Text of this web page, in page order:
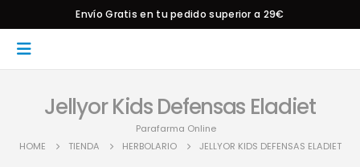
Envío Gratis en tu pedido superior a 29€
Jellyor Kids Defensas Eladiet
Parafarma Online
HOME
TIENDA HERBOLARIO JELLYOR KIDS DEFENSAS ELADIET